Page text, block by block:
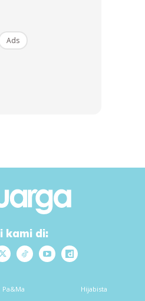
dengan
Ads
kami di:
Pa&Ma Hijabista